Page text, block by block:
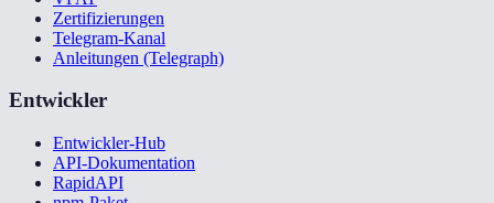
Zertifizierungen
Telegram-Kanal
Anleitungen (Telegraph)
Entwickler
Entwickler-Hub
API-Dokumentation
RapidAPI